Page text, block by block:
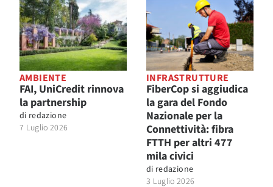
AMBIENTE
FAI, UniCredit rinnova
la partnership
di redazione
7 Luglio 2026
INFRASTRUTTURE
FiberCop si aggiudica
la gara del Fondo
Nazionale per la
Connettività: fibra
FTTH per altri 477
mila civici
di redazione
3 Luglio 2026